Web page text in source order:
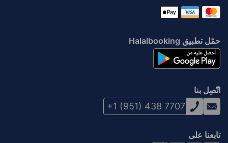
حمّل تطبيق Halalbooking
اتّصِل بنا
+1 (951) 438 7707
تابعنا على